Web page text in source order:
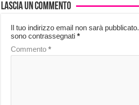
Lascia un commento
Il tuo indirizzo email non sarà pubblicato.
sono contrassegnati*
Commento*